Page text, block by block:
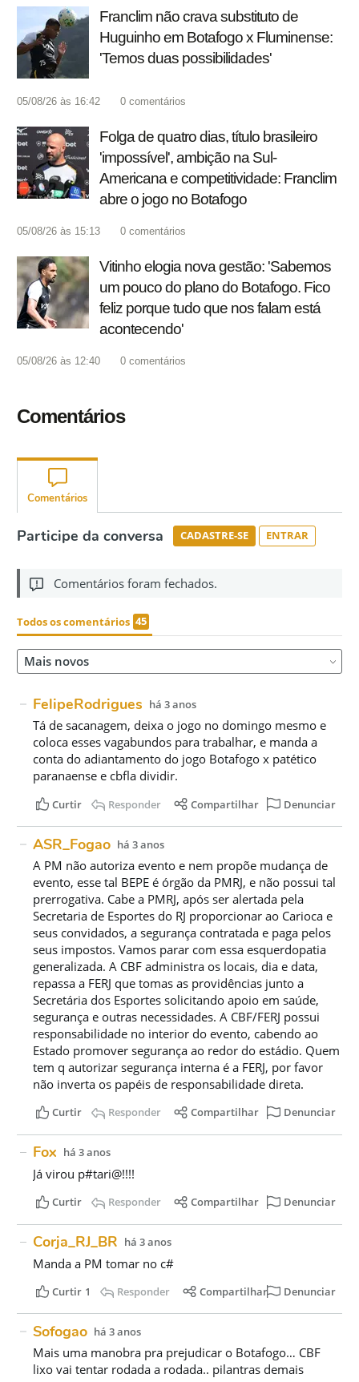
Franclim não crava substituto de
Huguinho em Botafogo x Fluminense:
'Temos duas possibilidades'
05/08/26 às 16:42 0 comentários
Folga de quatro dias, título brasileiro
'impossível', ambição na Sul-
Americana e competitividade: Franclim
abre o jogo no Botafogo
05/08/26 às 15:13 0 comentários
Vitinho elogia nova gestão: 'Sabemos
um pouco do plano do Botafogo. Fico
feliz porque tudo que nos falam está
acontecendo'
05/08/26 às 12:40 0 comentários
Comentários